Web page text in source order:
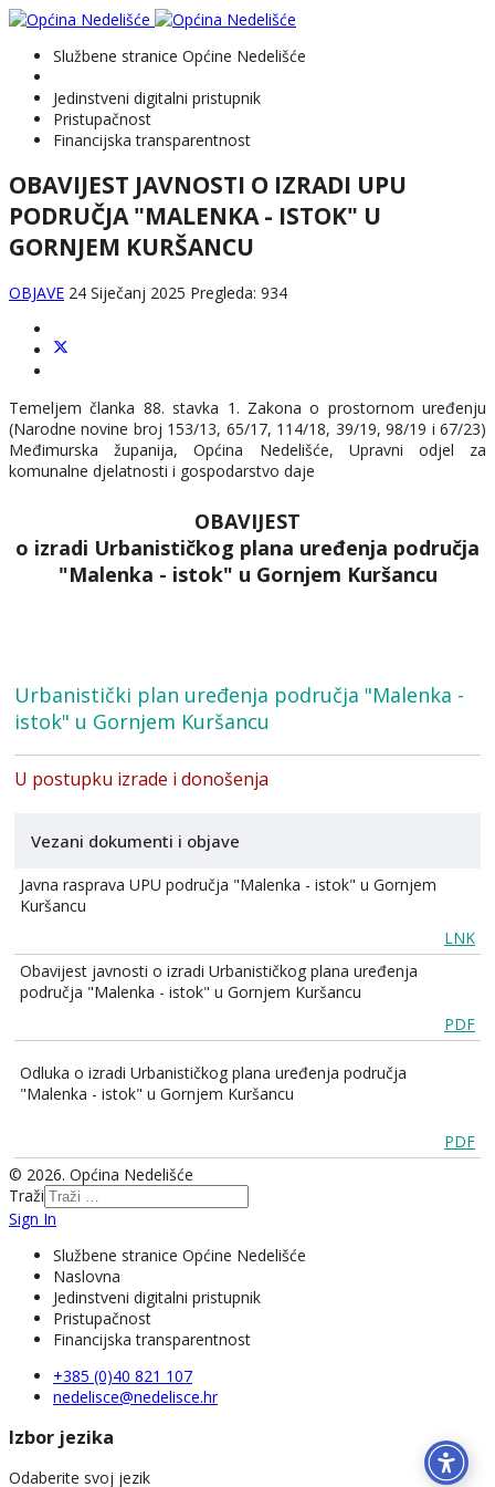
Službene stranice Općine Nedelišće
Jedinstveni digitalni pristupnik
Pristupačnost
Financijska transparentnost
OBAVIJEST JAVNOSTI O IZRADI UPU
PODRUČJA "MALENKA - ISTOK" U
GORNJEM KURŠANCU
OBJAVE 24 Siječanj 2025 Pregleda: 934
Temeljem članka 88. stavka 1. Zakona o prostornom uređenju
(Narodne novine broj 153/13, 65/17, 114/18, 39/19, 98/19 i 67/23)
Međimurska županija, Općina Nedelišće, Upravni odjel za
komunalne djelatnosti i gospodarstvo daje
OBAVIJEST
o izradi Urbanističkog plana uređenja područja
"Malenka - istok" u Gornjem Kuršancu
Urbanistički plan uređenja područja "Malenka -
istok" u Gornjem Kuršancu
U postupku izrade i donošenja
Vezani dokumenti i objave
Javna rasprava UPU područja "Malenka - istok" u Gornjem
Kuršancu
LNK
Obavijest javnosti o izradi Urbanističkog plana uređenja
područja "Malenka - istok" u Gornjem Kuršancu
PDF
Odluka o izradi Urbanističkog plana uređenja područja
"Malenka - istok" u Gornjem Kuršancu
PDF
© 2026. Općina Nedelišće
Traži
Sign In
Službene stranice Općine Nedelišće
Naslovna
Jedinstveni digitalni pristupnik
Pristupačnost
Financijska transparentnost
+385 (0)40 821 107
nedelisce@nedelisce.hr
Izbor jezika
Odaberite svoj jezik